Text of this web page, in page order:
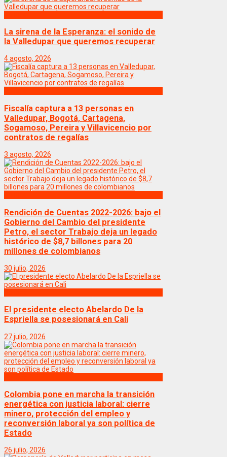
La sirena de la Esperanza: el sonido de
la Valledupar que queremos recuperar
4 agosto, 2026
Fiscalía captura a 13 personas en
Valledupar, Bogotá, Cartagena,
Sogamoso, Pereira y Villavicencio por
contratos de regalías
3 agosto, 2026
Rendición de Cuentas 2022-2026: bajo el
Gobierno del Cambio del presidente
Petro, el sector Trabajo deja un legado
histórico de $8,7 billones para 20
millones de colombianos
30 julio, 2026
El presidente electo Abelardo De la
Espriella se posesionará en Cali
27 julio, 2026
Colombia pone en marcha la transición
energética con justicia laboral: cierre
minero, protección del empleo y
reconversión laboral ya son política de
Estado
26 julio, 2026